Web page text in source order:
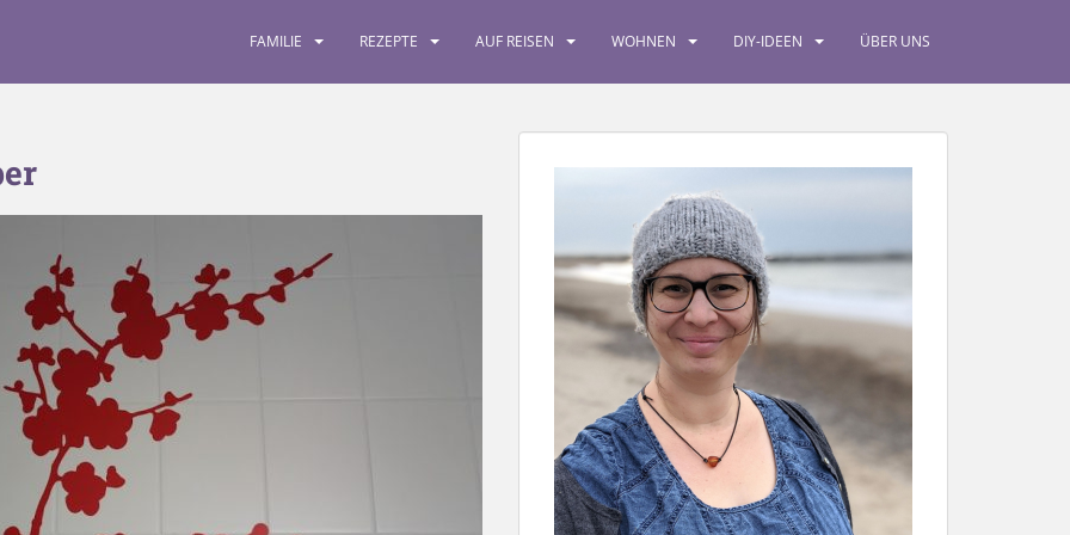
FAMILIE REZEPTE AUF REISEN WOHNEN DIY-IDEEN ÜBER UNS